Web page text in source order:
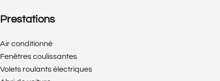
Prestations
Air conditionné
Fenêtres coulissantes
Volets roulants électriques